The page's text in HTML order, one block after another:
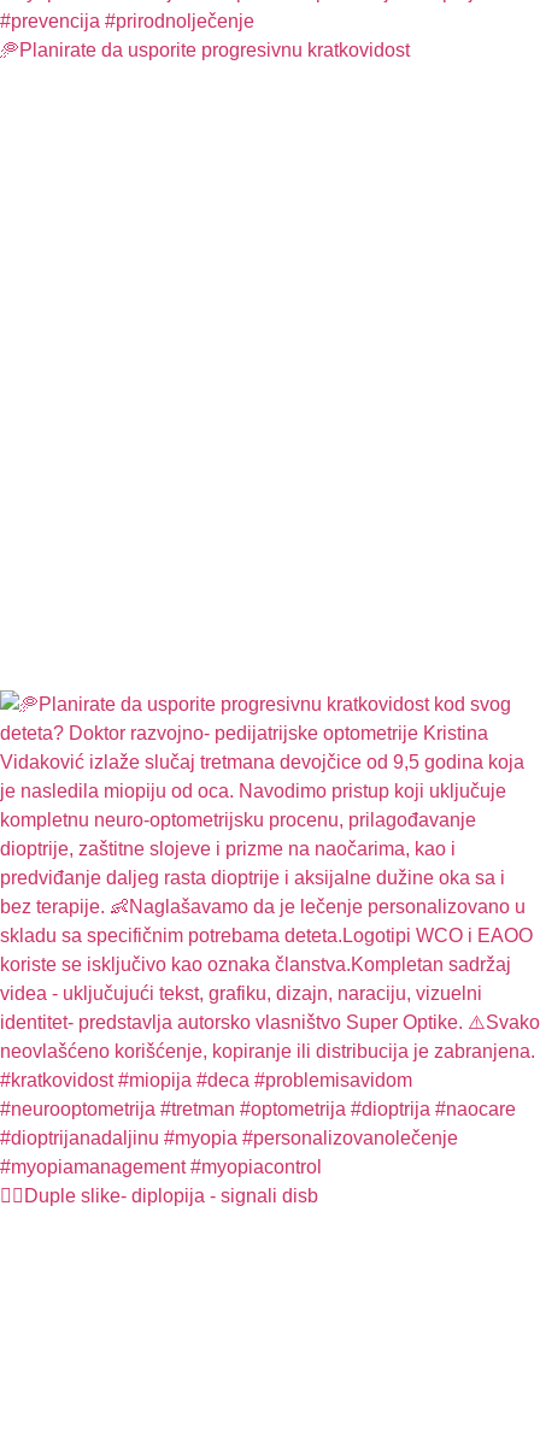
🥏Planirate da usporite progresivnu kratkovidost
🤦‍♀️Duple slike- diplopija - signali disb